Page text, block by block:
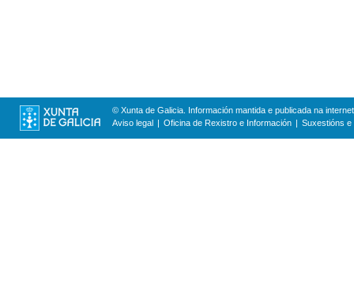
© Xunta de Galicia. Información mantida e publicada na
Aviso legal
Oficina de Rexistro e Información Suxestións e